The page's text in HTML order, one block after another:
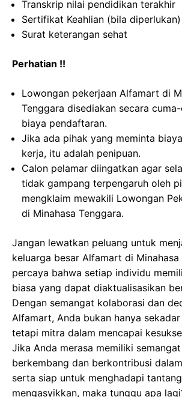
Transkrip nilai pendidikan terakhir
Sertifikat Keahlian (bila diperlukan)
Surat keterangan sehat
Perhatian !!
Lowongan pekerjaan Alfamart di
Tenggara disediakan secara
biaya pendaftaran.
Jika ada pihak yang meminta
kerja, itu adalah penipuan.
Calon pelamar diingatkan agar
tidak gampang terpengaruh oleh
mengklaim mewakili Lowongan
di Minahasa Tenggara.
Jangan lewatkan peluang untuk
keluarga besar Alfamart di Minahasa
percaya bahwa setiap individu
biasa yang dapat diaktualisasikan
Dengan semangat kolaborasi dan
Alfamart, Anda bukan hanya
tetapi mitra dalam mencapai
Jika Anda merasa memiliki
berkembang dan berkontribusi
serta siap untuk menghadapi
mengasyikkan, maka tunggu apa